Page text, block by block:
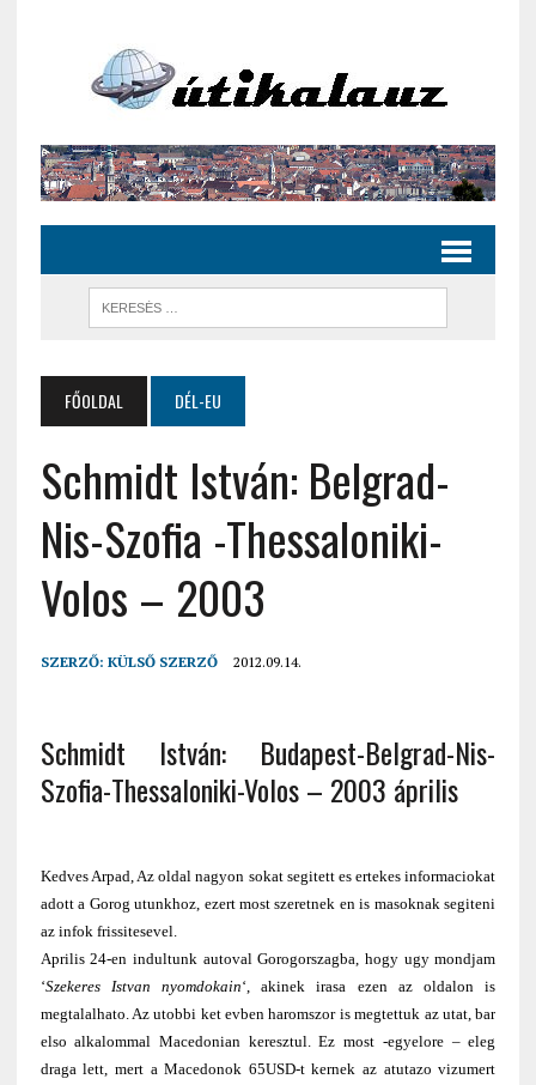
FŐOLDAL DÉL-EU
Schmidt István: Belgrad-
Nis-Szofia -Thessaloniki-
Volos – 2003
SZERZŐ: KÜLSŐ SZERZŐ 2012.09.14.
Schmidt István: Budapest-Belgrad-Nis-
Szofia-Thessaloniki-Volos – 2003 április
Kedves Arpad, Az oldal nagyon sokat segitett es ertekes informaciokat
adott a Gorog utunkhoz, ezert most szeretnek en is masoknak segiteni
az infok frissitesevel.
Aprilis 24-en indultunk autoval Gorogorszagba, hogy ugy mondjam
‘Szekeres Istvan nyomdokain‘, akinek irasa ezen az oldalon is
megtalalhato. Az utobbi ket evben haromszor is megtettuk az utat, bar
elso alkalommal Macedonian keresztul. Ez most -egyelore – eleg
draga lett, mert a Macedonok 65USD-t kernek az atutazo vizumert